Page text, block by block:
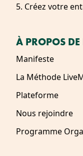
5. Créez votre
À PROPOS
Manifeste
La Méthode
Plateforme
Nous rejoindre
Programme